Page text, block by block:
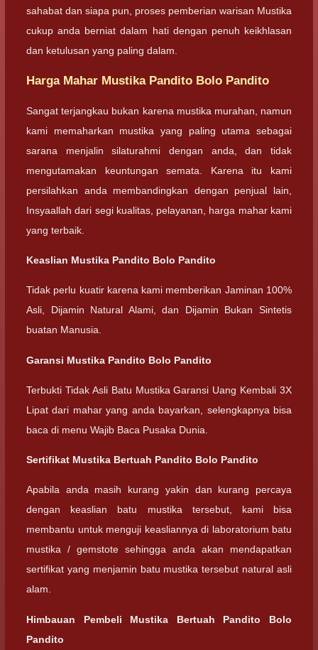
sahabat dan siapa pun, proses pemberian warisan Mustika
cukup anda berniat dalam hati dengan penuh keikhlasan
dan ketulusan yang paling dalam.
Harga Mahar Mustika Pandito Bolo Pandito
Sangat terjangkau bukan karena mustika murahan, namun
kami memaharkan mustika yang paling utama sebagai
sarana menjalin silaturahmi dengan anda, dan tidak
mengutamakan keuntungan semata. Karena itu kami
persilahkan anda membandingkan dengan penjual lain,
Insyaallah dari segi kualitas, pelayanan, harga mahar kami
yang terbaik.
Keaslian Mustika Pandito Bolo Pandito
Tidak perlu kuatir karena kami memberikan Jaminan 100%
Asli, Dijamin Natural Alami, dan Dijamin Bukan Sintetis
buatan Manusia.
Garansi Mustika Pandito Bolo Pandito
Terbukti Tidak Asli Batu Mustika Garansi Uang Kembali 3X
Lipat dari mahar yang anda bayarkan, selengkapnya bisa
baca di menu Wajib Baca Pusaka Dunia.
Sertifikat Mustika Bertuah Pandito Bolo Pandito
Apabila anda masih kurang yakin dan kurang percaya
dengan keaslian batu mustika tersebut, kami bisa
membantu untuk menguji keasliannya di laboratorium batu
mustika / gemstote sehingga anda akan mendapatkan
sertifikat yang menjamin batu mustika tersebut natural asli
alam.
Himbauan Pembeli Mustika Bertuah Pandito Bolo
Pandito